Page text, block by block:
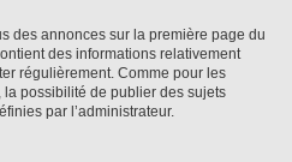
des annonces sur la première page du
des informations relativement
régulièrement. Comme pour les
possibilité de publier des sujets
par l’administrateur.